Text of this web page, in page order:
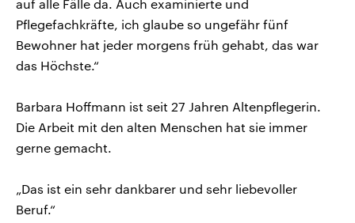
auf alle Fälle da. Auch examinierte und
Pflegefachkräfte, ich glaube so ungefähr fünf
Bewohner hat jeder morgens früh gehabt, das war
das Höchste.“
Barbara Hoffmann ist seit 27 Jahren Altenpflegerin.
Die Arbeit mit den alten Menschen hat sie immer
gerne gemacht.
„Das ist ein sehr dankbarer und sehr liebevoller
Beruf.“